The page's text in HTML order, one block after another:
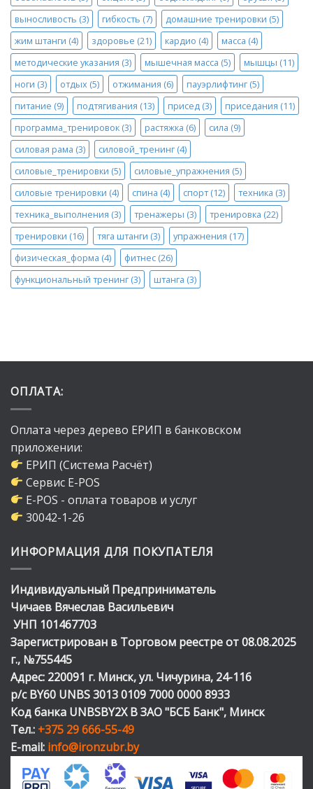
выносливость (3) гибкость (7) домашние тренировки (5)
жим штанги (4) здоровье (21) кардио (4) масса (4)
методические указания (3) мышечная масса (5) мышцы (11)
ноги (3) отдых (5) отжимания (6) пауэрлифтинг (5)
питание (9) подтягивания (13) присед (3) приседания (11)
программа_тренировок (3) растяжка (6) сила (9)
силовая рама (3) силовой_тренинг (4)
силовые_тренировки (5) силовые_упражнения (5)
силовые тренировки (4) спина (4) спорт(12) техника (3)
техника_выполнения (3) тренажеры (3) тренировка (22)
тренировки (16) тяга штанги (3) упражнения (17)
физическая_форма (4) фитнес (26)
функциональный тренинг (3) штанга (3)
ОПЛАТА:
Оплата через дерево ЕРИП в банковском
приложении:
ЕРИП (Система Расчёт)
Сервис E-POS
E-POS - оплата товаров и услуг
30042-1-26
ИНФОРМАЦИЯ ДЛЯ ПОКУПАТЕЛЯ
Индивидуальный Предприниматель
Чичаев Вячеслав Васильевич
УНП 101467703
Зарегистрирован в Торговом реестре от 08.08.2025
г., №755445
Адрес: 220091 г. Минск, ул. Чичурина, 24-116
р/с BY60 UNBS 3013 0109 7000 0000 8933
Код банка UNBSBY2X В ЗАО "БСБ Банк", Минск
Тел.: +375 29 666-55-49
E-mail: info@ironzubr.by